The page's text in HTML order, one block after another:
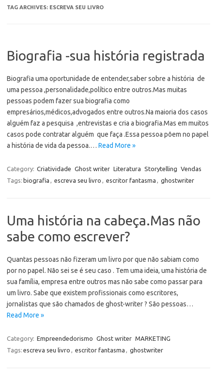
TAG ARCHIVES: ESCREVA SEU LIVRO
Biografia -sua história registrada
Biografia uma oportunidade de entender,saber sobre a história de
uma pessoa ,personalidade,político entre outros.Mas muitas
pessoas podem fazer sua biografia como
empresários,médicos,advogados entre outros.Na maioria dos casos
alguém faz a pesquisa ,entrevistas e cria a biografia.Mas em muitos
casos pode contratar alguém que faça .Essa pessoa põem no papel
a história de vida da pessoa.… Read More »
Category: Criatividade Ghost writer Literatura Storytelling Vendas
Tags: biografia , escreva seu livro , escritor fantasma , ghostwriter
Uma história na cabeça.Mas não
sabe como escrever?
Quantas pessoas não fizeram um livro por que não sabiam como
por no papel. Não sei se é seu caso . Tem uma ideia, uma história de
sua família, empresa entre outros mas não sabe como passar para
um livro. Sabe que existem profissionais como escritores,
jornalistas que são chamados de ghost-writer ? São pessoas…
Read More »
Category: Empreendedorismo Ghost writer MARKETING
Tags: escreva seu livro , escritor fantasma , ghostwriter